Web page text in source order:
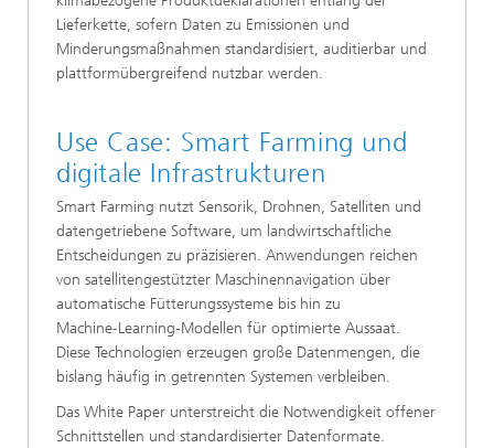
Lieferkette, sofern Daten zu Emissionen und
Minderungsmaßnahmen standardisiert, auditierbar und
plattformübergreifend nutzbar werden.
Use Case: Smart Farming und
digitale Infrastrukturen
Smart Farming nutzt Sensorik, Drohnen, Satelliten und
datengetriebene Software, um landwirtschaftliche
Entscheidungen zu präzisieren. Anwendungen reichen
von satellitengestützter Maschinennavigation über
automatische Fütterungssysteme bis hin zu
Machine‑Learning‑Modellen für optimierte Aussaat.
Diese Technologien erzeugen große Datenmengen, die
bislang häufig in getrennten Systemen verbleiben.
Das White Paper unterstreicht die Notwendigkeit offener
Schnittstellen und standardisierter Datenformate.